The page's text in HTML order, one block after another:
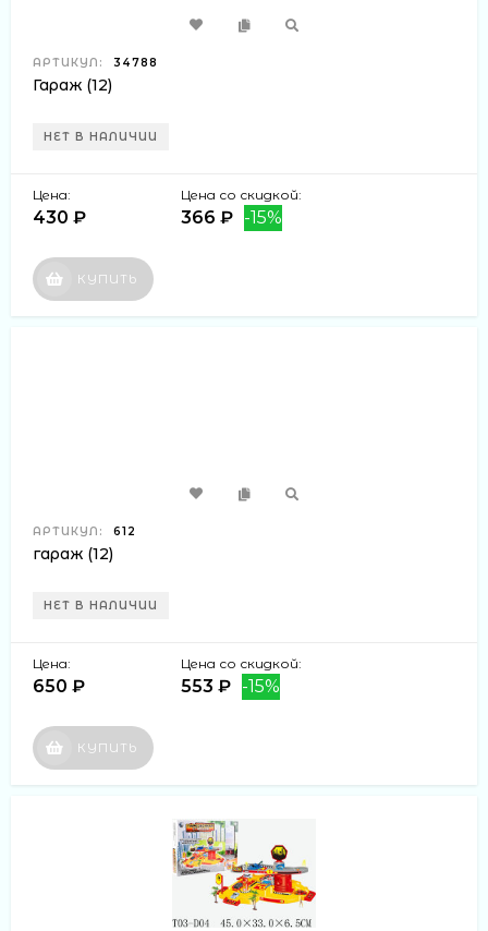
АРТИКУЛ: 34788
Гараж (12)
НЕТ В НАЛИЧИИ
Цена:
430 ₽
Цена со скидкой:
366 ₽ -15%
КУПИТЬ
АРТИКУЛ: 612
гараж (12)
НЕТ В НАЛИЧИИ
Цена:
650 ₽
Цена со скидкой:
553 ₽ -15%
КУПИТЬ